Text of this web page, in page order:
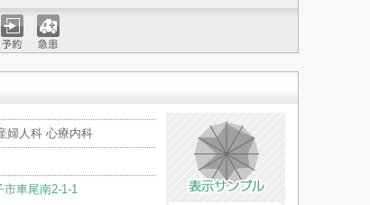
約 急患
婦人科 心療内科
市車尾南2-1-1